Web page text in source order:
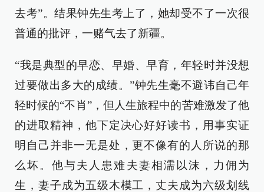
去考”。结果钟先生考上了，她却受不了一次很
普通的批评，一赌气去了新疆。
“我是典型的早恋、早婚、早育，年轻时并没想
过要做出多大的成绩。”钟先生毫不避讳自己年
轻时候的“不肖”，但人生旅程中的苦难激发了他
的进取精神，他下定决心好好读书，用事实证
明自己并非一无是处，更不像有的人所说的那
么坏。他与夫人患难夫妻相濡以沫，力佣为
生，妻子成为五级木模工，丈夫成为六级划线